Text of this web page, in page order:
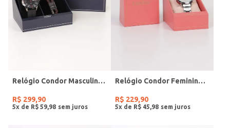
Relógio Condor Masculino PRETO
R$ 299,90
5x de R$ 59 98
Relógio Condor Feminino PRATA
R$ 229,90
5x de R$ 45 98